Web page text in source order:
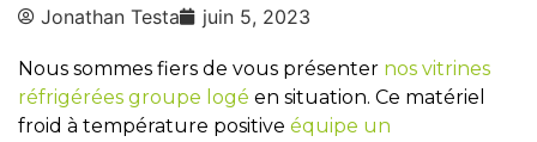
Jonathan Testa juin 5, 2023
Nous sommes fiers de vous présenter nos vitrines
réfrigérées groupe logé en situation. Ce matériel
froid à température positive équipe un